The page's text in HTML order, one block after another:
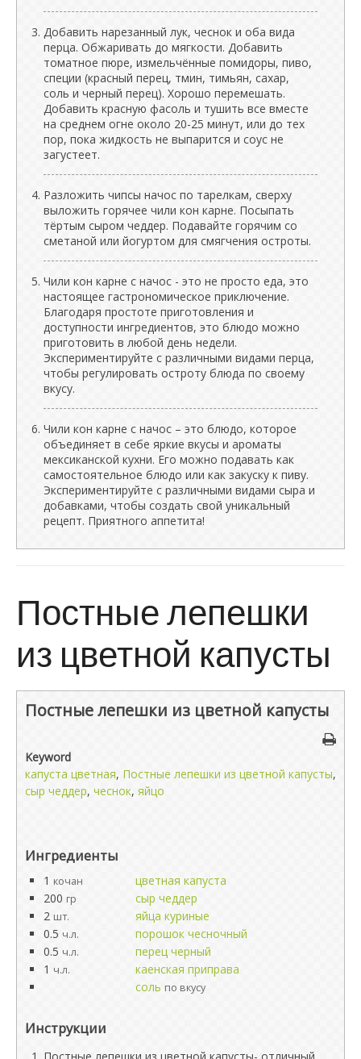
Добавить нарезанный лук, чеснок и оба вида
перца. Обжаривать до мягкости. Добавить
томатное пюре, измельчённые помидоры, пиво,
специи (красный перец, тмин, тимьян, сахар,
соль и черный перец). Хорошо перемешать.
Добавить красную фасоль и тушить все вместе
на среднем огне около 20-25 минут, или до тех
пор, пока жидкость не выпарится и соус не
загустеет.
Разложить чипсы начос по тарелкам, сверху
выложить горячее чили кон карне. Посыпать
тёртым сыром чеддер. Подавайте горячим со
сметаной или йогуртом для смягчения остроты.
Чили кон карне с начос - это не просто еда, это
настоящее гастрономическое приключение.
Благодаря простоте приготовления и
доступности ингредиентов, это блюдо можно
приготовить в любой день недели.
Экспериментируйте с различными видами перца,
чтобы регулировать остроту блюда по своему
вкусу.
Чили кон карне с начос – это блюдо, которое
объединяет в себе яркие вкусы и ароматы
мексиканской кухни. Его можно подавать как
самостоятельное блюдо или как закуску к пиву.
Экспериментируйте с различными видами сыра и
добавками, чтобы создать свой уникальный
рецепт. Приятного аппетита!
Постные лепешки
из цветной капусты
Постные лепешки из цветной капусты
Keyword
капуста цветная, Постные лепешки из цветной капусты,
сыр чеддер, чеснок, яйцо
Ингредиенты
1 кочан
цветная капуста
200 гр
сыр чеддер
2 шт.
яйца куриные
0.5 ч.л.
порошок чесночный
0.5 ч.л.
перец черный
1 ч.л.
каенская приправа
соль по вкусу
Инструкции